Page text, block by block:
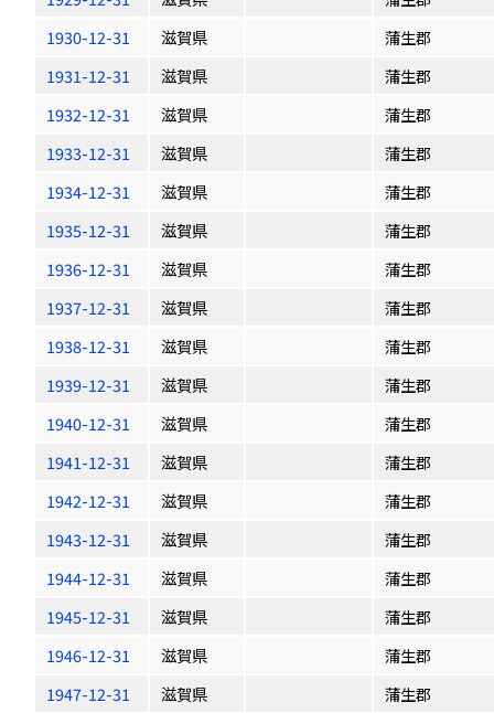
1930-12-31
滋賀県
蒲生郡
1931-12-31
滋賀県
蒲生郡
1932-12-31
滋賀県
蒲生郡
1933-12-31
滋賀県
蒲生郡
1934-12-31
滋賀県
蒲生郡
1935-12-31
滋賀県
蒲生郡
1936-12-31
滋賀県
蒲生郡
1937-12-31
滋賀県
蒲生郡
1938-12-31
滋賀県
蒲生郡
1939-12-31
滋賀県
蒲生郡
1940-12-31
滋賀県
蒲生郡
1941-12-31
滋賀県
蒲生郡
1942-12-31
滋賀県
蒲生郡
1943-12-31
滋賀県
蒲生郡
1944-12-31
滋賀県
蒲生郡
1945-12-31
滋賀県
蒲生郡
1946-12-31
滋賀県
蒲生郡
1947-12-31
滋賀県
蒲生郡